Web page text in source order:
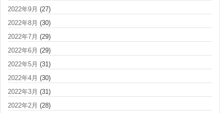
2022年9月 (27)
2022年8月 (30)
2022年7月 (29)
2022年6月 (29)
2022年5月 (31)
2022年4月 (30)
2022年3月 (31)
2022年2月 (28)